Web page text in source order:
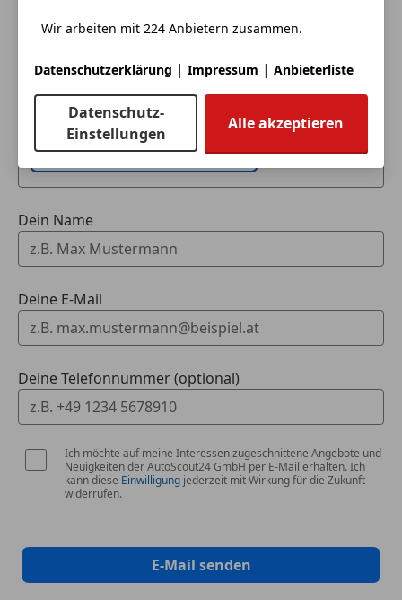
*Auto Start Stop Funktion
*Automatische Fahrlichtsteuerung
*Check-Control
*Control Display 7'', hochauflösender Farbbildschirm
*Controller auf Mittelkonsole
*Dieselpartikelfilter, wartungsfrei
*Fahrerlebnisschalter inkl. ECO PRO
Speicherung
*Frontziergitter mit Nieren-Längsstäben in Chrom,
mit Chromrahmen
*Fußmatten in Velours, vorne und hinten
*Getränkehalter vorne und hinten
Eintauschwagen: Kaufen und verkaufen in nur einem
Ich möchte mein Auto in Zahlung geben
(unverbindlich).
Fahrzeugdaten hinzufügen
Dein Name
Deine E-Mail
Deine Telefonnummer (optional)
Ich möchte auf meine Interessen zugeschnittene Angebote und
Neuigkeiten der AutoScout24 GmbH per E-Mail erhalten. Ich
kann diese Einwilligung jederzeit mit Wirkung für die Zukunft
widerrufen.
E-Mail senden
Wir arbeiten mit 224 Anbietern zusammen.
Datenschutzerklärung | Impressum | Anbieterliste
Datenschutz-
Einstellungen
Alle akzeptieren